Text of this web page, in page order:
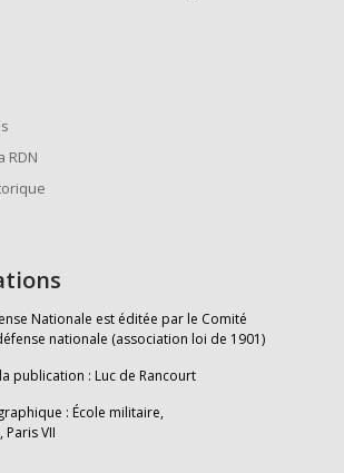
RDN
Nationale est éditée par le Comité
nationale (association loi de 1901)
publication : Luc de Rancourt
: École militaire,
Paris VII